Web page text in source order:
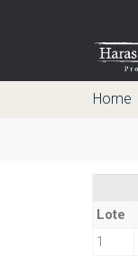
Home
Lote
1